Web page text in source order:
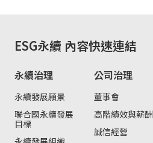
ESG永續 內容快速連結
永續治理
永續發展願景
聯合國永續發展
目標
公司治理
董事會
高階績效與薪酬
誠信經營